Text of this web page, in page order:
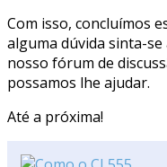
Com isso, concluímos
alguma dúvida sinta-
nosso fórum de
possamos lhe ajudar.
Até a próxima!